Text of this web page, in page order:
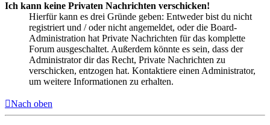
Ich kann keine Privaten Nachrichten verschicken!
Hierfür kann es drei Gründe geben: Entweder bist du nicht
registriert und / oder nicht angemeldet, oder die Board-
Administration hat Private Nachrichten für das komplette
Forum ausgeschaltet. Außerdem könnte es sein, dass der
Administrator dir das Recht, Private Nachrichten zu
verschicken, entzogen hat. Kontaktiere einen Administrator,
um weitere Informationen zu erhalten.
Nach oben